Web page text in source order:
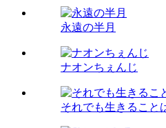
永遠の半月
ナオンちぇんじ
それでも生きること